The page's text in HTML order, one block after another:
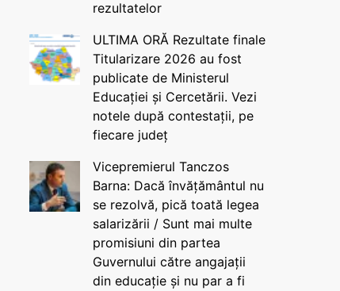
rezultatelor
ULTIMA ORĂ Rezultate finale
Titularizare 2026 au fost
publicate de Ministerul
Educației și Cercetării. Vezi
notele după contestații, pe
fiecare județ
Vicepremierul Tanczos
Barna: Dacă învățământul nu
se rezolvă, pică toată legea
salarizării / Sunt mai multe
promisiuni din partea
Guvernului către angajații
din educație și nu par a fi